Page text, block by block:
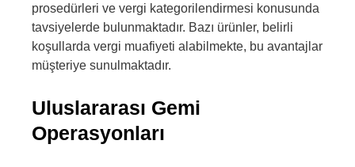
prosedürleri ve vergi kategorilendirmesi konusunda
tavsiyelerde bulunmaktadır. Bazı ürünler, belirli
koşullarda vergi muafiyeti alabilmekte, bu avantajlar
müşteriye sunulmaktadır.
Uluslararası Gemi
Operasyonları